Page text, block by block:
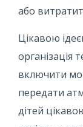
або
Цікавою
організація
включити
передати
дітей